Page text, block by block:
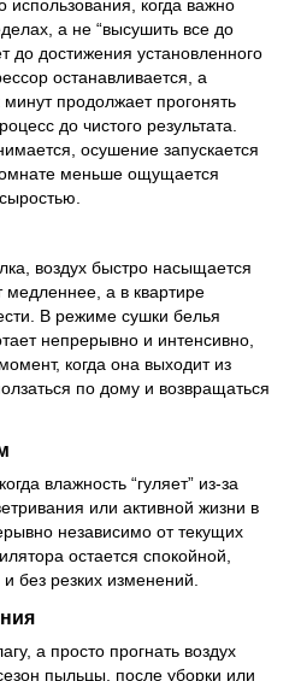
когда важно
а не “высушить все до
до достижения установленного
останавливается, а
продолжает прогонять
до чистого результата.
осушение запускается
меньше ощущается
воздух быстро насыщается
медленнее, а в квартире
В режиме сушки белья
непрерывно и интенсивно,
когда она выходит из
по дому и возвращаться
влажность “гуляет” из-за
или активной жизни в
независимо от текущих
остается спокойной,
без резких изменений.
а просто прогнать воздух
пыльцы, после уборки или